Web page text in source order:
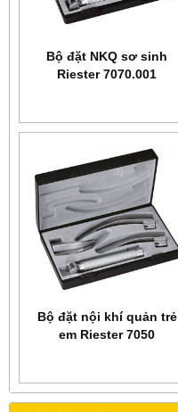
Bộ đặt NKQ sơ sinh
Riester 7070.001
Bộ đặt nội khí quản trẻ
em Riester 7050